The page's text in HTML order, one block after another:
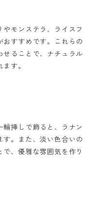
モンステラ、ライスフ
おすすめです。これらの
せることで、ナチュラル
す。
輪挿しで飾ると、ラナン
す。また、淡い色合いの
、優雅な雰囲気を作り